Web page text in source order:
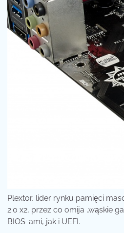
Plextor, lider rynku pamięci
2.0 x2, przez co omija „wąskie
BIOS-ami, jak i UEFI.